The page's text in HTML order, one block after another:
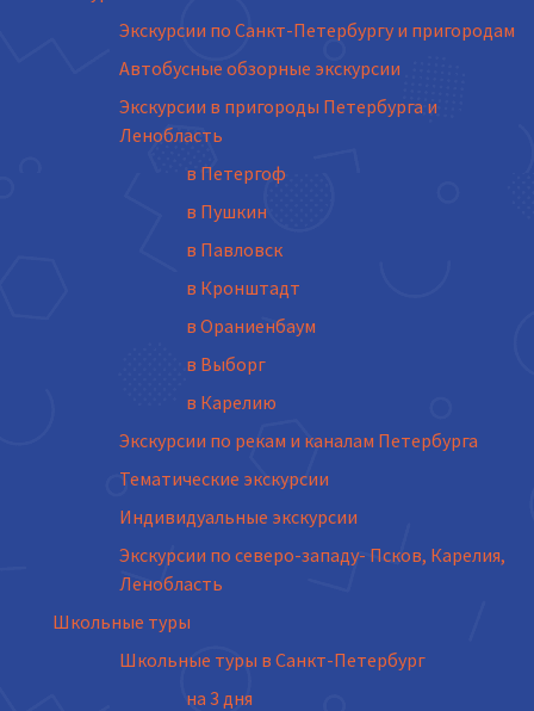
Экскурсии по Санкт-Петербургу и пригородам
Автобусные обзорные экскурсии
Экскурсии в пригороды Петербурга и
Ленобласть
в Петергоф
в Пушкин
в Павловск
в Кронштадт
в Ораниенбаум
в Выборг
в Карелию
Экскурсии по рекам и каналам Петербурга
Тематические экскурсии
Индивидуальные экскурсии
Экскурсии по северо-западу- Псков, Карелия,
Ленобласть
Школьные туры
Школьные туры в Санкт-Петербург
на 3 дня